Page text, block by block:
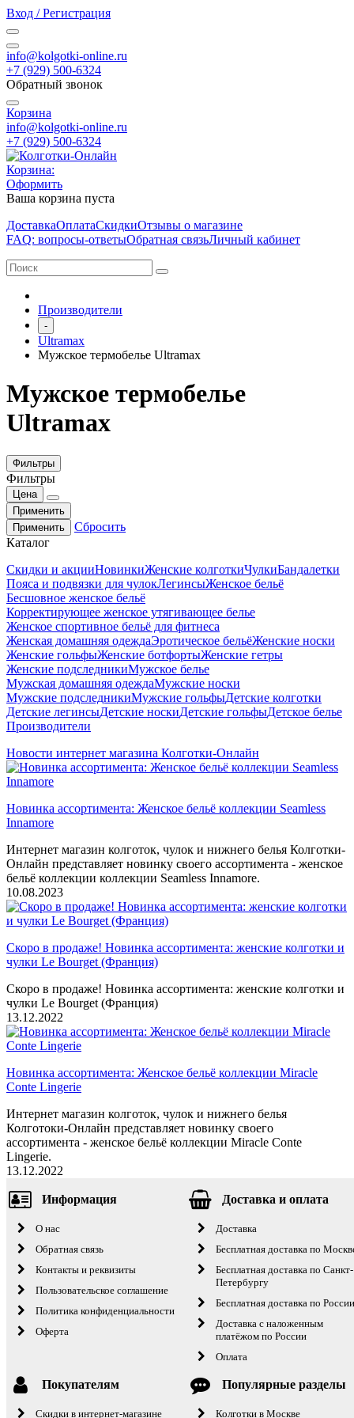
Вход / Регистрация
info@kolgotki-online.ru
+7 (929) 500-6324
Обратный звонок
Корзина
info@kolgotki-online.ru
+7 (929) 500-6324
Корзина:
Оформить
Ваша корзина пуста
ДоставкаОплатаСкидкиОтзывы о магазине
FAQ: вопросы-ответыОбратная связьЛичный кабинет
Производители
-
Ultramax
Мужское термобелье Ultramax
Мужское термобелье
Ultramax
Фильтры
Фильтры
Цена
Применить
Применить
Сбросить
Каталог
Скидки и акцииНовинкиЖенские колготкиЧулкиБандалетки
Пояса и подвязки для чулокЛегинсыЖенское бельё
Бесшовное женское бельё
Корректирующее женское утягивающее белье
Женское спортивное бельё для фитнеса
Женская домашняя одеждаЭротическое бельёЖенские носки
Женские гольфыЖенские ботфортыЖенские гетры
Женские подследникиМужское белье
Мужская домашняя одеждаМужские носки
Мужские подследникиМужские гольфыДетские колготки
Детские легинсыДетские носкиДетские гольфыДетское белье
Производители
Новости интернет магазина Колготки-Онлайн
Новинка ассортимента: Женское бельё коллекции Seamless
Innamore
Интернет магазин колготок, чулок и нижнего белья Колготки-
Онлайн представляет новинку своего ассортимента - женское
бельё коллекции коллекции Seamless Innamore.
10.08.2023
Скоро в продаже! Новинка ассортимента: женские колготки и
чулки Le Bourget (Франция)
Скоро в продаже! Новинка ассортимента: женские колготки и
чулки Le Bourget (Франция)
13.12.2022
Новинка ассортимента: Женское бельё коллекции Miracle
Conte Lingerie
Интернет магазин колготок, чулок и нижнего белья
Колготоки-Онлайн представляет новинку своего
ассортимента - женское бельё коллекции Miracle Conte
Lingerie.
13.12.2022
Информация
О нас
Обратная связь
Контакты и реквизиты
Пользовательское соглашение
Политика конфиденциальности
Оферта
Доставка и оплата
Доставка
Бесплатная доставка по
Бесплатная доставка по Санкт-
Петербургу
Бесплатная доставка по
Доставка с наложенным
платёжом по России
Оплата
Покупателям
Скидки в интернет-магазине
Популярные разделы
Колготки в Москве